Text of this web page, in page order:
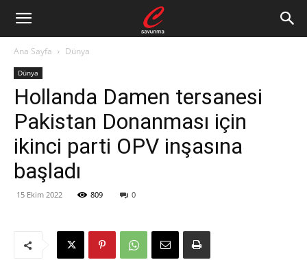
Ana Sayfa Dünya
Dünya
Hollanda Damen tersanesi
Pakistan Donanması için
ikinci parti OPV inşasına
başladı
15 Ekim 2022 809 0